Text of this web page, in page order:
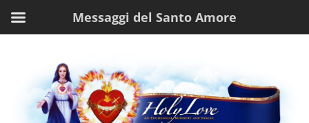
Messaggi del Santo Amore